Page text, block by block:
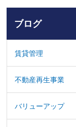
ブログ
賃貸管理
不動産再生事業
バリューアップ